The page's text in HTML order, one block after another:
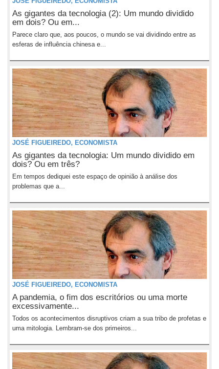
As gigantes da tecnologia (2): Um mundo dividido
em dois? Ou em...
Parece claro que, aos poucos, o mundo se vai dividindo entre as
esferas de influência chinesa e...
JOSÉ FIGUEIREDO, ECONOMISTA
As gigantes da tecnologia: Um mundo dividido em
dois? Ou em três?
Em tempos dediquei este espaço de opinião à análise dos
problemas que a...
JOSÉ FIGUEIREDO, ECONOMISTA
A pandemia, o fim dos escritórios ou uma morte
excessivamente...
Todos os acontecimentos disruptivos criam a sua tribo de profetas e
uma mitologia. Lembram-se dos primeiros...